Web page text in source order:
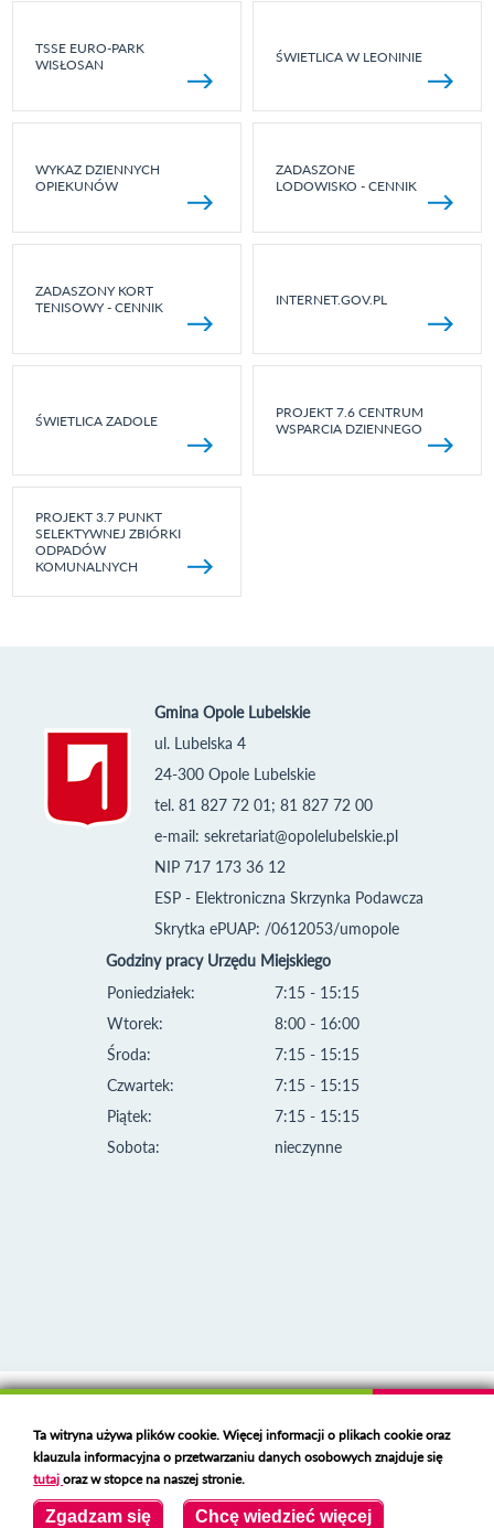
TSSE EURO-PARK
WISŁOSAN
ŚWIETLICA W LEONINIE
WYKAZ DZIENNYCH
OPIEKUNÓW
ZADASZONE
LODOWISKO - CENNIK
ZADASZONY KORT
TENISOWY - CENNIK
INTERNET.GOV.PL
ŚWIETLICA ZADOLE
PROJEKT 7.6 CENTRUM
WSPARCIA DZIENNEGO
PROJEKT 3.7 PUNKT
SELEKTYWNEJ ZBIÓRKI
ODPADÓW
KOMUNALNYCH
Gmina Opole Lubelskie
ul. Lubelska 4
24-300 Opole Lubelskie
tel. 81 827 72 01; 81 827 72 00
e-mail: sekretariat@opolelubelskie.pl
NIP 717 173 36 12
ESP - Elektroniczna Skrzynka Podawcza
Skrytka ePUAP: /0612053/umopole
Godziny pracy Urzędu Miejskiego
Poniedziałek:
Wtorek:
Środa:
Czwartek:
Piątek:
Sobota:
7:15 - 15:15
8:00 - 16:00
7:15 - 15:15
7:15 - 15:15
7:15 - 15:15
nieczynne
Deklaracja dostępności
Polski serwer RBLhttps://polspam.pl/
Copyright 2023 Urząd Miejski w Opolu Lubelskim
Created byVOBACOM Odnośnik otworzy się w nowym oknie
Ta witryna używa plików cookie. Więcej informacji o plikach cookie oraz
klauzula informacyjna o przetwarzaniu danych osobowych znajduje się
tutajoraz w stopce na naszej stronie.
Zgadzam się Chcę wiedzieć więcej